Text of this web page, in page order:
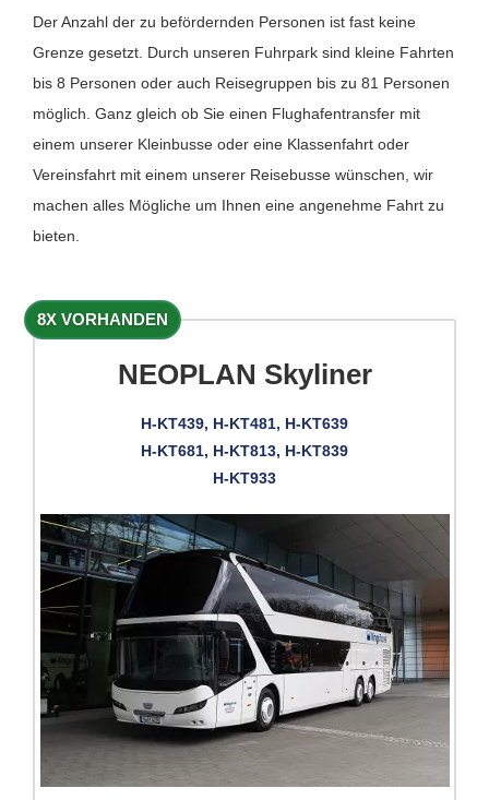
Der Anzahl der zu befördernden Personen ist fast keine
Grenze gesetzt. Durch unseren Fuhrpark sind kleine Fahrten
bis 8 Personen oder auch Reisegruppen bis zu 81 Personen
möglich. Ganz gleich ob Sie einen Flughafentransfer mit
einem unserer Kleinbusse oder eine Klassenfahrt oder
Vereinsfahrt mit einem unserer Reisebusse wünschen, wir
machen alles Mögliche um Ihnen eine angenehme Fahrt zu
bieten.
8X VORHANDEN
NEOPLAN Skyliner
H-KT439, H-KT481, H-KT639
H-KT681, H-KT813, H-KT839
H-KT933